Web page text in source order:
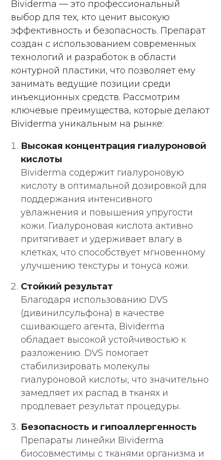
Bividerma — это профессиональный
выбор для тех, кто ценит высокую
эффективность и безопасность. Препарат
создан с использованием современных
технологий и разработок в области
контурной пластики, что позволяет ему
занимать ведущие позиции среди
инъекционных средств. Рассмотрим
ключевые преимущества, которые делают
Bividerma уникальным на рынке:
Высокая концентрация гиалуроновой
кислоты
Bividerma содержит гиалуроновую
кислоту в оптимальной дозировкой для
поддержания интенсивного
увлажнения и повышения упругости
кожи. Гиалуроновая кислота активно
притягивает и удерживает влагу в
клетках, что способствует мгновенному
улучшению текстуры и тонуса кожи.
Стойкий результат
Благодаря использованию DVS
(дивинилсульфона) в качестве
сшивающего агента, Bividerma
обладает высокой устойчивостью к
разложению. DVS помогает
стабилизировать молекулы
гиалуроновой кислоты, что значительно
замедляет их распад в тканях и
продлевает результат процедуры.
Безопасность и гипоаллергенность
Препараты линейки Bividerma
биосовместимы с тканями организма и